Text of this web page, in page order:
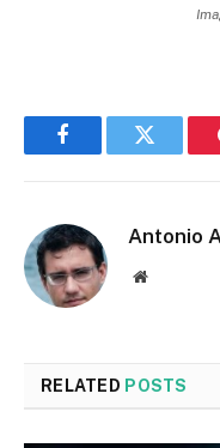
FacebookTwitter
Antonio
Website
RELATED POSTS